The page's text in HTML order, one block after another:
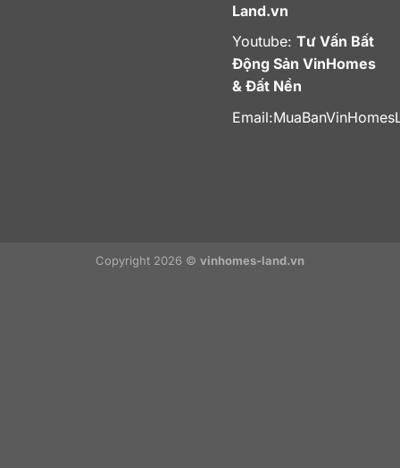
Land.vn
Youtube: Tư Vấn Bất
Động Sản VinHomes
& Đất Nền
Email:
Copyright 2026 © vinhomes-land.vn